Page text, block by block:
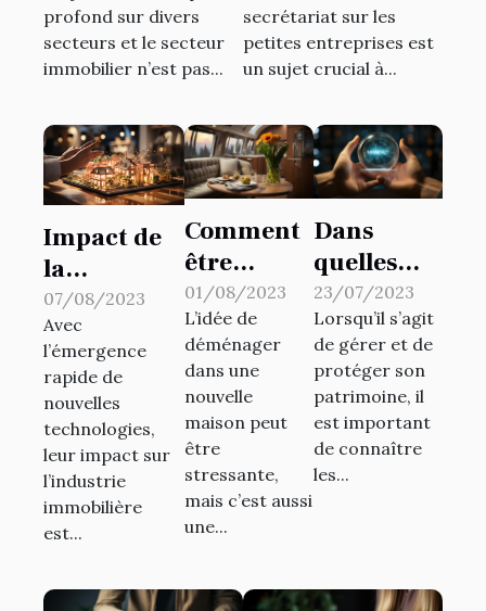
perspective
d'expert
profond sur divers
secteurs et le secteur
immobilier n’est pas...
entreprises
secrétariat sur les
petites entreprises est
un sujet crucial à...
Impact de
la
technologie
sur le
marché
immobilier
07/08/2023
Avec
l’émergence
rapide de
nouvelles
technologies,
leur impact sur
l’industrie
immobilière
est...
Comment
être
heureux
dans votre
nouvelle
maison
01/08/2023
L’idée de
déménager
dans une
nouvelle
maison peut
être
stressante,
mais c’est aussi
une...
Dans
quelles
situations
fait-on
appel à
une SCI ?
23/07/2023
Lorsqu’il s’agit
de gérer et de
protéger son
patrimoine, il
est important
de connaître
les...